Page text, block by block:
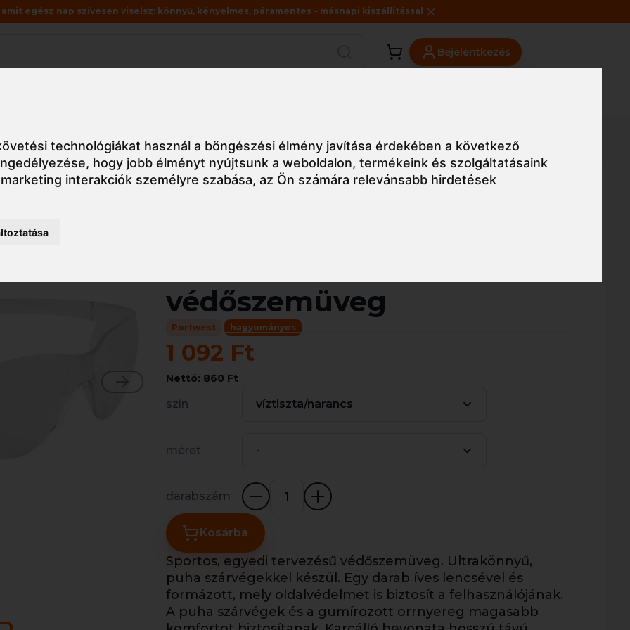
technológiákat használ a böngészési élmény javítása érdekében a következő
, hogy jobb élményt nyújtsunk a weboldalon,termékeink és szolgáltatásaink
interakciók személyre szabása,az Ön számára relevánsabb hirdetések
egész nap szívesen viselsz: könnyű, kényelmes, páramentes – másnapi kiszállítással
Bejelentkezés
védőszemüveg
Portwest hagyományos
1 092 Ft
Nettó: 860 Ft
szín víztiszta/narancs
méret -
darabszám
Kosárba
Sportos, egyedi tervezésű védőszemüveg. Ultrakönnyű,
puha szárvégekkel készül. Egy darab íves lencsével és
formázott, mely oldalvédelmet is biztosít a felhasználójának.
A puha szárvégek és a gumírozott orrnyereg magasabb